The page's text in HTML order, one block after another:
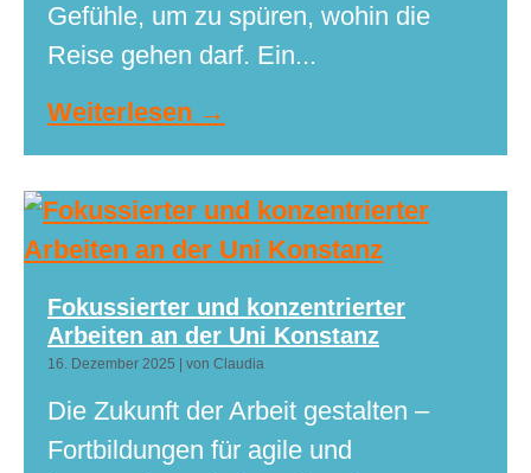
Gefühle, um zu spüren, wohin die
Reise gehen darf. Ein...
Weiterlesen →
Fokussierter und konzentrierter
Arbeiten an der Uni Konstanz
16. Dezember 2025 von Claudia
Die Zukunft der Arbeit gestalten –
Fortbildungen für agile und